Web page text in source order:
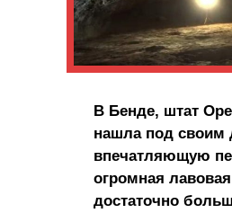
В Бенде, штат
нашла под своим
впечатляющую
огромная
достаточно